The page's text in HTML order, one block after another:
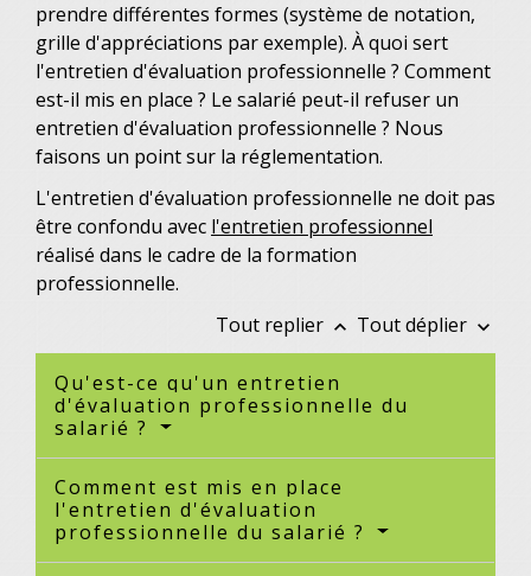
prendre différentes formes (système de notation,
grille d'appréciations par exemple). À quoi sert
l'entretien d'évaluation professionnelle ? Comment
est-il mis en place ? Le salarié peut-il refuser un
entretien d'évaluation professionnelle ? Nous
faisons un point sur la réglementation.
L'entretien d'évaluation professionnelle ne doit pas
être confondu avec l'entretien professionnel
réalisé dans le cadre de la formation
professionnelle.
Tout replier keyboard_arrow_up Tout déplier keyboard_arrow_down
Qu'est-ce qu'un entretien
d'évaluation professionnelle du
salarié ?
Comment est mis en place
l'entretien d'évaluation
professionnelle du salarié ?